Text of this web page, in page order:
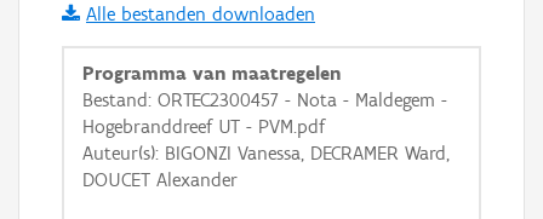
i
+ −
Alle bestanden downloaden
Programma van maatregelen
Bestand: ORTEC2300457 - Nota - Maldegem -
Hogebranddreef UT - PVM.pdf
Auteur(s): BIGONZI Vanessa, DECRAMER Ward,
DOUCET Alexander